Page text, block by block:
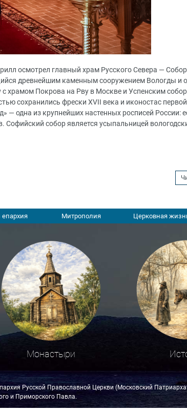
осмотрел главный храм Русского Севера —
древнейшим каменным сооружением Вологды и
храмом Покрова на Рву в Москве и Успенским
сохранились фрески XVII века и иконостас
— одна из крупнейших настенных росписей России:
Софийский собор является усыпальницей
епархия Митрополия Церковная
Монастыри
Русской Православной Церкви (Московский
и Приморского Павла.